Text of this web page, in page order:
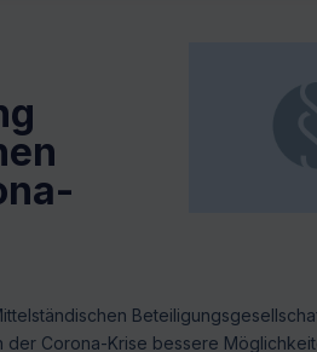
der Corona-Krise bessere